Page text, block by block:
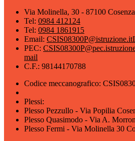
Via Molinella, 30 - 87100 Cosenza
Tel: 0984 412124
Tel: 0984 1861915
Email: CSIS08300P@istruzione.it
PEC:
mail
C.F.: 98144170788
Codice meccanografico:
Plessi:
Plesso Pezzullo - Via Popilia
Plesso Quasimodo - Via A.
Plesso Fermi - Via Molinella 30